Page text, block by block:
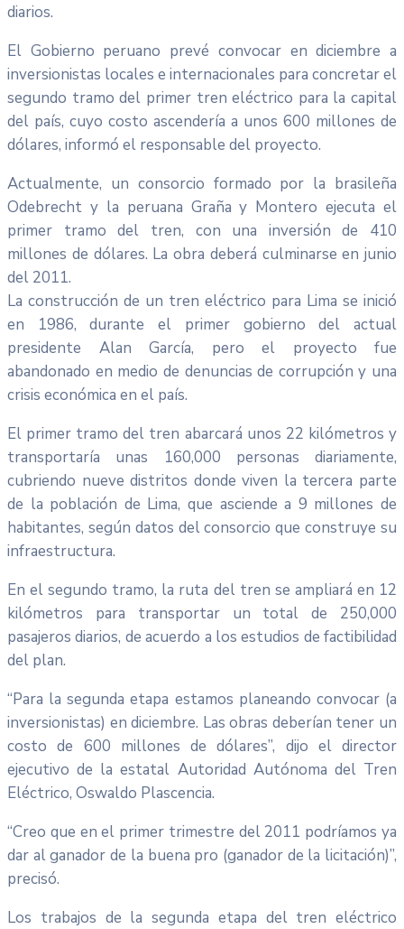
diarios.
El Gobierno peruano prevé convocar en diciembre a
inversionistas locales e internacionales para concretar el
segundo tramo del primer tren eléctrico para la capital
del país, cuyo costo ascendería a unos 600 millones de
dólares, informó el responsable del proyecto.
Actualmente, un consorcio formado por la brasileña
Odebrecht y la peruana Graña y Montero ejecuta el
primer tramo del tren, con una inversión de 410
millones de dólares. La obra deberá culminarse en junio
del 2011.
La construcción de un tren eléctrico para Lima se inició
en 1986, durante el primer gobierno del actual
presidente Alan García, pero el proyecto fue
abandonado en medio de denuncias de corrupción y una
crisis económica en el país.
El primer tramo del tren abarcará unos 22 kilómetros y
transportaría unas 160,000 personas diariamente,
cubriendo nueve distritos donde viven la tercera parte
de la población de Lima, que asciende a 9 millones de
habitantes, según datos del consorcio que construye su
infraestructura.
En el segundo tramo, la ruta del tren se ampliará en 12
kilómetros para transportar un total de 250,000
pasajeros diarios, de acuerdo a los estudios de factibilidad
del plan.
“Para la segunda etapa estamos planeando convocar (a
inversionistas) en diciembre. Las obras deberían tener un
costo de 600 millones de dólares”, dijo el director
ejecutivo de la estatal Autoridad Autónoma del Tren
Eléctrico, Oswaldo Plascencia.
“Creo que en el primer trimestre del 2011 podríamos ya
dar al ganador de la buena pro (ganador de la licitación)”,
precisó.
Los trabajos de la segunda etapa del tren eléctrico